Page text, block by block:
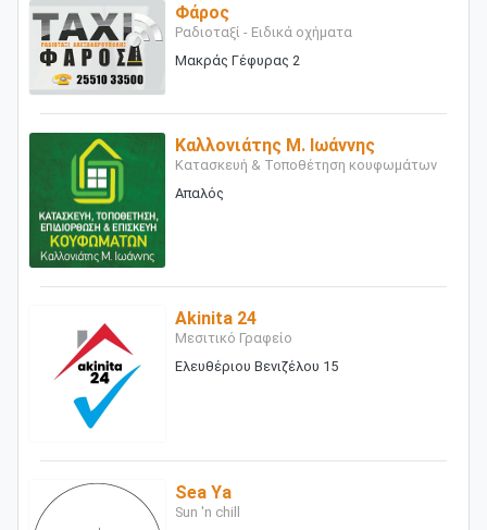
Φάρος
Ραδιοταξί - Ειδικά οχήματα
Μακράς Γέφυρας 2
Καλλονιάτης Μ. Ιωάννης
Κατασκευή & Τοποθέτηση κουφωμάτων
Απαλός
Akinita 24
Μεσιτικό Γραφείο
Ελευθέριου Βενιζέλου 15
Sea Ya
Sun 'n chill